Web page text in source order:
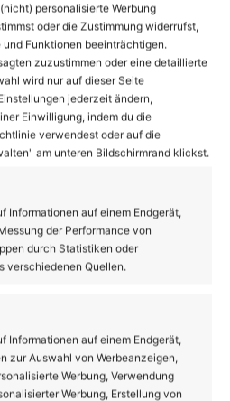
personalisierte Werbung
oder die Zustimmung widerrufst,
Funktionen beeinträchtigen.
zuzustimmen oder eine detaillierte
wird nur auf dieser Seite
jederzeit ändern,
Einwilligung, indem du die
verwendest oder auf die
am unteren Bildschirmrand klickst.
Informationen auf einem Endgerät,
der Performance von
durch Statistiken oder
verschiedenen Quellen.
Informationen auf einem Endgerät,
zur Auswahl von Werbeanzeigen,
Werbung, Verwendung
Werbung, Erstellung von
„WohnBAR“ Pflege-